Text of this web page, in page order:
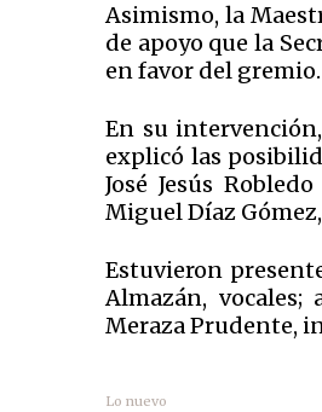
Asimismo, la
de apoyo que la
en favor del gremio.
En su
explicó las
José Jesús
Miguel Díaz
Estuvieron
Almazán,
Meraza Prudente,
Lo nuevo